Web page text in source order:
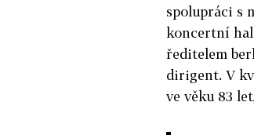
spolupráci s
koncertní
ředitelem
dirigent. V
ve věku 83